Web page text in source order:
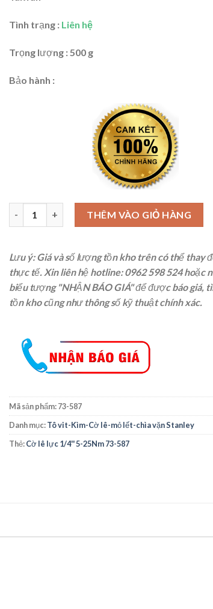
Tình trạng : Liên hệ
Trọng lượng : 500 g
Bảo hành :
Cờ lê lực 1/4'' 5-25Nm Stanley 73-587 số lượng
THÊM VÀO GIỎ HÀNG
Lưu ý: Giá và số lượng tồn kho trên có thể thay
thực tế. Xin liên hệ hotline: 0962 598 524hoặc
biểu tượng "NHẬN BÁO GIÁ" để được báo giá,
tồn kho cũng như thông số kỹ thuật chính xác.
Mã sản phẩm:73-587
Danh mục:Tô vit-Kìm-Cờ lê-mỏ lết-chìa vặn Stanley
Thẻ:Cờ lê lực 1/4'' 5-25Nm 73-587